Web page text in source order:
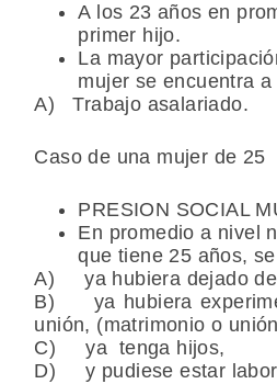
A los 23 años en
primer hijo.
La mayor
mujer se encuentra
A) Trabajo asalariado.
Caso de una mujer de 25
PRESION SOCIAL
En promedio a nivel
que tiene 25 años,
A) ya hubiera dejado de
B) ya hubiera
unión, (matrimonio o
C) ya tenga hijos,
D) y pudiese estar